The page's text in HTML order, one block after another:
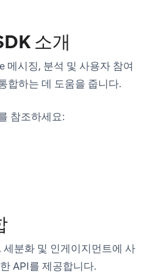
소개
메시징, 분석 및 사용자 참여
합하는 데 도움을 줍니다.
참조하세요:
세분화 및 인게이지먼트에 사
API를 제공합니다.